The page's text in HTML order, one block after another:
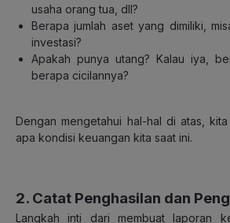
usaha orang tua, dll?
Berapa jumlah aset yang dimiliki,
investasi?
Apakah punya utang? Kalau iya,
berapa cicilannya?
Dengan mengetahui hal-hal di atas,
apa kondisi keuangan kita saat ini.
2. Catat Penghasilan dan
Langkah inti dari membuat laporan